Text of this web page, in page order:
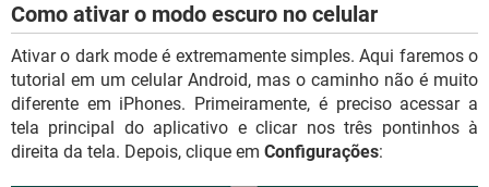
Como ativar o modo escuro no celular
Ativar o dark mode é extremamente simples. Aqui faremos o
tutorial em um celular Android, mas o caminho não é muito
diferente em iPhones. Primeiramente, é preciso acessar a
tela principal do aplicativo e clicar nos três pontinhos à
direita da tela. Depois, clique em Configurações: